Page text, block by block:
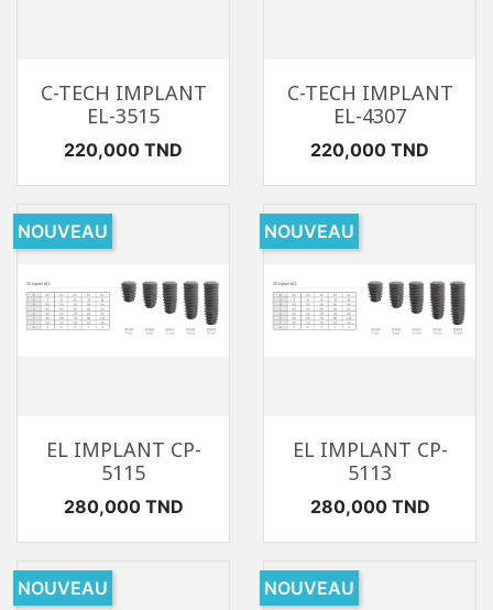
C-TECH IMPLANT
EL-3515
Prix
220,000 TND
C-TECH IMPLANT
EL-4307
Prix
220,000 TND
EL IMPLANT CP-
5115
Prix
280,000 TND
NOUVEAU
EL IMPLANT CP-
5113
Prix
280,000 TND
NOUVEAU
NOUVEAU NOUVEAU